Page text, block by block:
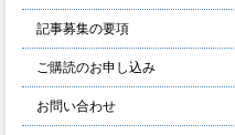
記事募集の要項
ご購読のお申し込み
お問い合わせ